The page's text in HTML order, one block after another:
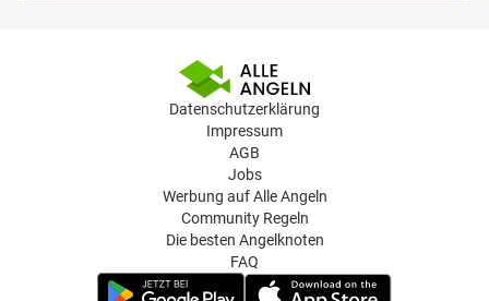
Datenschutzerklärung
Impressum
AGB
Jobs
Werbung auf Alle Angeln
Community Regeln
Die besten Angelknoten
FAQ